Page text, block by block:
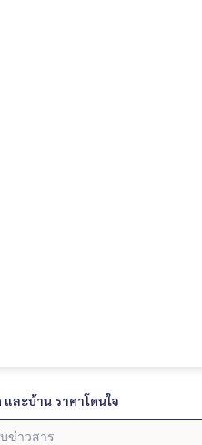
ละบ้าน ราคาโดนใจ